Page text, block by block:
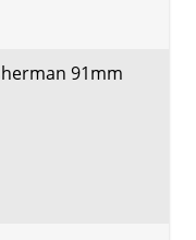
91mm